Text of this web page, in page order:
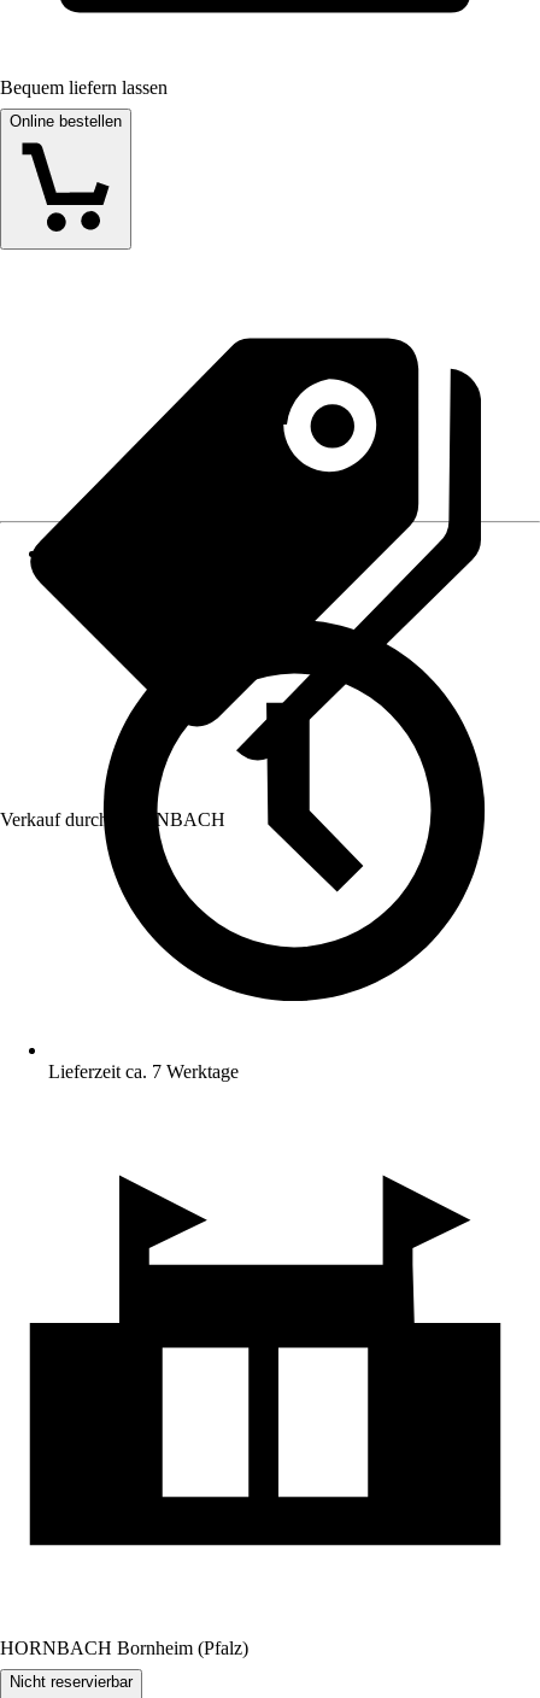
Bequem liefern lassen
Online bestellen
Verkauf durch: HORNBACH
Lieferzeit ca. 7 Werktage
HORNBACH Bornheim (Pfalz)
Nicht reservierbar